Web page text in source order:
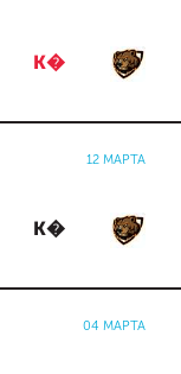
К�
12 МАРТА
К�
04 МАРТА